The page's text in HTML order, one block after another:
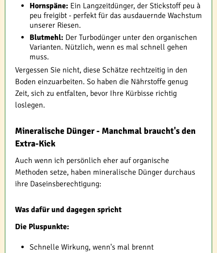
Hornspäne: Ein Langzeitdünger, der Stickstoff peu à
peu freigibt - perfekt für das ausdauernde Wachstum
unserer Riesen.
Blutmehl: Der Turbodünger unter den organischen
Varianten. Nützlich, wenn es mal schnell gehen
muss.
Vergessen Sie nicht, diese Schätze rechtzeitig in den
Boden einzuarbeiten. So haben die Nährstoffe genug
Zeit, sich zu entfalten, bevor Ihre Kürbisse richtig
loslegen.
Mineralische Dünger - Manchmal braucht's den
Extra-Kick
Auch wenn ich persönlich eher auf organische
Methoden setze, haben mineralische Dünger durchaus
ihre Daseinsberechtigung:
Was dafür und dagegen spricht
Die Pluspunkte:
Schnelle Wirkung, wenn's mal brennt